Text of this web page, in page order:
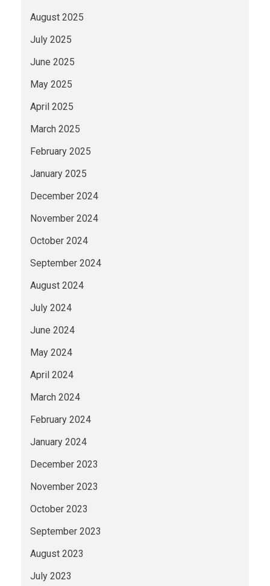
August 2025
July 2025
June 2025
May 2025
April 2025
March 2025
February 2025
January 2025
December 2024
November 2024
October 2024
September 2024
August 2024
July 2024
June 2024
May 2024
April 2024
March 2024
February 2024
January 2024
December 2023
November 2023
October 2023
September 2023
August 2023
July 2023